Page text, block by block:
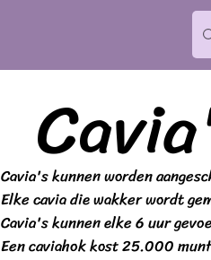
Cavia's kunnen worden
Elke cavia die wakker wordt
Cavia's kunnen elke 6 uur
Een caviahok kost 25.000